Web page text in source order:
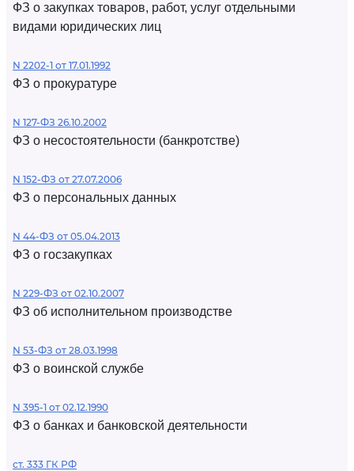
ФЗ о закупках товаров, работ, услуг отдельными
видами юридических лиц
N 2202-1 от 17.01.1992
ФЗ о прокуратуре
N 127-ФЗ 26.10.2002
ФЗ о несостоятельности (банкротстве)
N 152-ФЗ от 27.07.2006
ФЗ о персональных данных
N 44-ФЗ от 05.04.2013
ФЗ о госзакупках
N 229-ФЗ от 02.10.2007
ФЗ об исполнительном производстве
N 53-ФЗ от 28.03.1998
ФЗ о воинской службе
N 395-1 от 02.12.1990
ФЗ о банках и банковской деятельности
ст. 333 ГК РФ